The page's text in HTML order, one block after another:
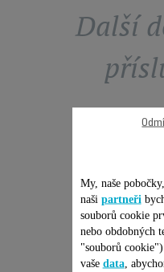
Další
My, naše
naši partneři
souborů cookie
nebo obdobných
"souborů
vaše data,